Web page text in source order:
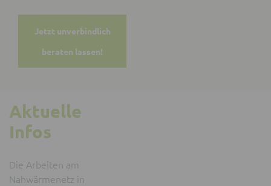
Jetzt unverbindlich
beraten lassen!
Aktuelle
Infos
Die Arbeiten am
Nahwärmenetz in